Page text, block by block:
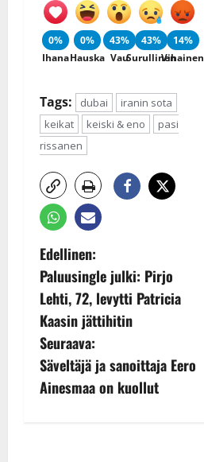
0%
Ihana
0%
Hauska
43%
Vau
43%
Surullinen
14%
Vihainen
Tags: dubai
iranin sota
keikat
keiski & eno
pasi
rissanen
P
o
s
t
n
Edellinen:
Paluusingle julki: Pirjo
Lehti, 72, levytti Patricia
Kaasin jättihitin
Seuraava:
Säveltäjä ja sanoittaja Eero
Ainesmaa on kuollut